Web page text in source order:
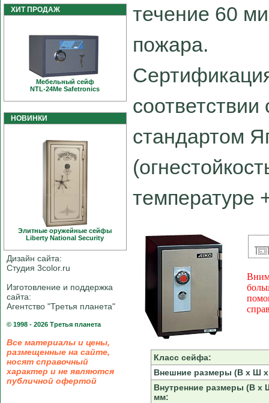
ХИТ ПРОДАЖ
Мебельный сейф
NTL-24Me Safetronics
НОВИНКИ
Элитные оружейные сейфы
Liberty National Security
Дизайн сайта:
Студия 3color.ru
Изготовление и поддержка
сайта:
Агентство "Третья планета"
© 1998 - 2026 Третья планета
Все материалы и цены,
размещенные на сайте,
носят справочный
характер и не являются
публичной офертой
течение 60
пожара.
стандартом
температуре
Класс сейфа:
Внешние размеры (В х Ш
Внутренние размеры (В х
мм: